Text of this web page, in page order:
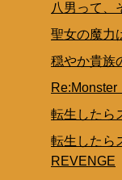
八男って、
聖女の魔力
穏やか貴族
Re:Monster
転生したら
転生したら
REVENGE